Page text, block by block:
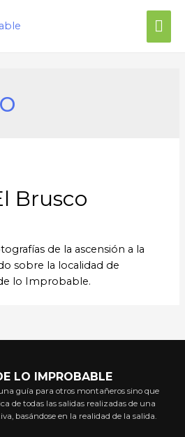
Brusco
de la ascensión a la
sobre la localidad de
lo Improbable.
LO IMPROBABLE
guía para otros montañeros sino que
de todas las salidas realizadas de una
basándose en la realidad de la salida.